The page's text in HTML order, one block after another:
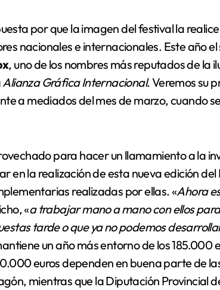
por que la imagen del festival la
nacionales e internacionales. Este año
, uno de los nombres más reputados de la
Alianza Gráfica Internacional. Veremos su
a mediados del mes de marzo, cuando
para hacer un llamamiento a la
en la realización de esta nueva edición
realizadas por ellas. «Ahora
«a trabajar mano a mano con ellos
tarde o que ya no podemos
un año más entorno de los
euros dependen en buena parte de
mientras que la Diputación Provincial